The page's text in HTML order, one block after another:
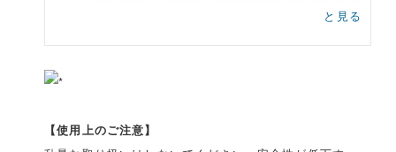
と見る
【使用上のご注意】